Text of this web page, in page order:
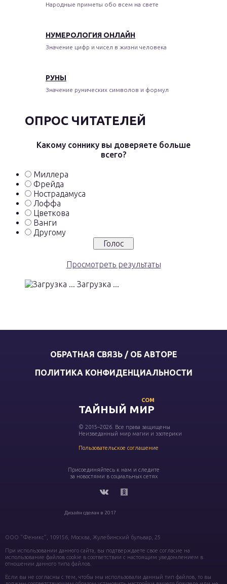
Народные приметы обо всем на свете
НУМЕРОЛОГИЯ ОНЛАЙН
Значение цифр и чисел в жизни человека
РУНЫ
Значение рунических символов и формул
ОПРОС ЧИТАТЕЛЕЙ
Какому соннику вы доверяете больше
всего?
Миллера
Фрейда
Нострадамуса
Лоффа
Цветкова
Ванги
Другому
Просмотреть результаты
Загрузка ...
ОБРАТНАЯ СВЯЗЬ / ОБ АВТОРЕ
ПОЛИТИКА КОНФИДЕНЦИАЛЬНОСТИ
ТАЙНЫЙ МИР
COM
© 2015–2026. Все права защищены
Неизведанный мир магии и эзотерики
Пользовательское соглашение
Присоединяйтесь к нам и следите
за новостями в социальных сетях
Дизайн сделан в 2017
ООО "Феникс", 109156, Москва, Жулебинский бульвар, 25
При использовании данного сайта, вы подтверждаете свое согласие на
использование файлов cookie в соответствии с настоящим уведомлением в
отношении данного типа файлов.
Если вы не согласны с тем, чтобы мы использовали данный тип файлов, то вы